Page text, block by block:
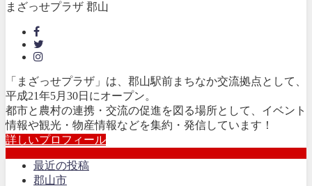
まざっせプラザ 郡山
「まざっせプラザ」は、郡山駅前まちなか交流拠点として、
平成21年5月30日にオープン。
都市と農村の連携・交流の促進を図る場所として、イベント
情報や観光・物産情報などを集約・発信しています！
詳しいプロフィール
最近の投稿
郡山市